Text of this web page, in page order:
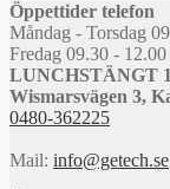
Öppettider telefon
Måndag - Torsdag
Fredag 09.30 - 12.00
LUNCHSTÄNGT
Wismarsvägen 3,
0480-362225
Mail: info@getech.se